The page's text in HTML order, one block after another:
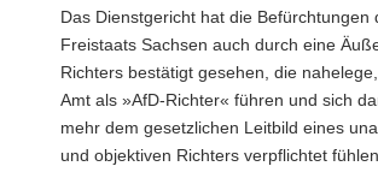
Das Dienstgericht hat die Befürchtungen
Freistaats Sachsen auch durch eine
Richters bestätigt gesehen, die
Amt als »AfD-Richter« führen und sich
mehr dem gesetzlichen Leitbild eines
und objektiven Richters verpflichtet